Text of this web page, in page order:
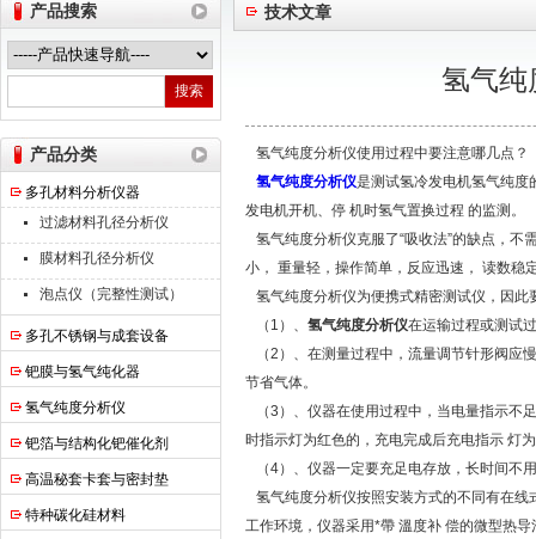
南京高谦功能材料科技有限公司
产品搜索
产品分类
多孔材料分析仪器
过滤材料孔径分析仪
膜材料孔径分析仪
泡点仪（完整性测试）
多孔不锈钢与成套设备
钯膜与氢气纯化器
氢气纯度分析仪
钯箔与结构化钯催化剂
高温秘套卡套与密封垫
特种碳化硅材料
技术文章
氢气纯
氢气纯度分析仪使用过程中要注意哪几点？
氢气纯度分析仪是测试氢冷发电机氢气纯度
发电机开机、停 机时氢气置换过程 的监测。
氢气纯度分析仪克服了“吸收法”的缺点，不
小， 重量轻，操作简单，反应迅速， 读数稳
氢气纯度分析仪为便携式精密测试仪，因此
（1）、 氢气纯度分析仪在运输过程或测试
（2）、在测量过程中，流量调节针形阀应
节省气体。
（3）、仪器在使用过程中，当电量指示不
时指示灯为红色的，充电完成后充电指示 灯
（4）、仪器一定要充足电存放，长时间不
氢气纯度分析仪按照安装方式的不同有在
工作环境，仪器采用*帶 溫度补 偿的微型热